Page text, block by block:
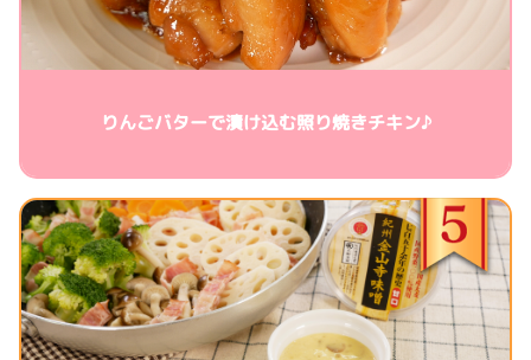
りんごバターで漬け込む照り焼きチキン♪